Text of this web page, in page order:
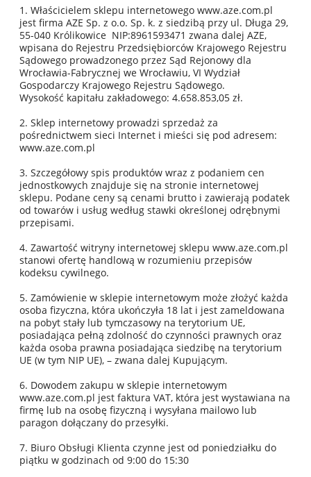
1. Właścicielem sklepu internetowego www.aze.com.pl
jest firma AZE Sp. z o.o. Sp. k. z siedzibą przy ul. Długa 29,
55-040 Królikowice NIP:8961593471 zwana dalej AZE,
wpisana do Rejestru Przedsiębiorców Krajowego Rejestru
Sądowego prowadzonego przez Sąd Rejonowy dla
Wrocławia-Fabrycznej we Wrocławiu, VI Wydział
Gospodarczy Krajowego Rejestru Sądowego.
Wysokość kapitału zakładowego: 4.658.853,05 zł.
2. Sklep internetowy prowadzi sprzedaż za
pośrednictwem sieci Internet i mieści się pod adresem:
www.aze.com.pl
3. Szczegółowy spis produktów wraz z podaniem cen
jednostkowych znajduje się na stronie internetowej
sklepu. Podane ceny są cenami brutto i zawierają podatek
od towarów i usług według stawki określonej odrębnymi
przepisami.
4. Zawartość witryny internetowej sklepu www.aze.com.pl
stanowi ofertę handlową w rozumieniu przepisów
kodeksu cywilnego.
5. Zamówienie w sklepie internetowym może złożyć każda
osoba fizyczna, która ukończyła 18 lat i jest zameldowana
na pobyt stały lub tymczasowy na terytorium UE,
posiadająca pełną zdolność do czynności prawnych oraz
każda osoba prawna posiadająca siedzibę na terytorium
UE (w tym NIP UE), – zwana dalej Kupującym.
6. Dowodem zakupu w sklepie internetowym
www.aze.com.pl jest faktura VAT, która jest wystawiana na
firmę lub na osobę fizyczną i wysyłana mailowo lub
paragon dołączany do przesyłki.
7. Biuro Obsługi Klienta czynne jest od poniedziałku do
piątku w godzinach od 9:00 do 15:30